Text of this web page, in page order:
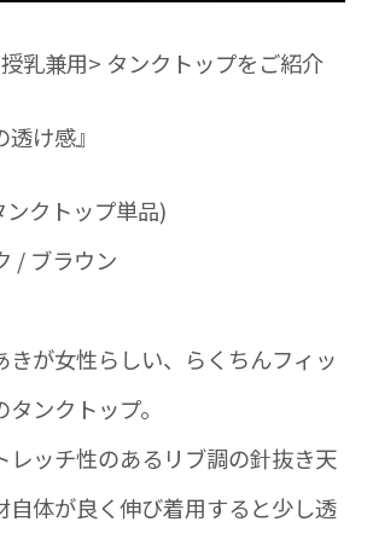
乳兼用> タンクトップをご紹介
透け感』
クトップ単品)
/ ブラウン
きが女性らしい、らくちんフィッ
ンクトップ。
レッチ性のあるリブ調の針抜き天
自体が良く伸び着用すると少し透